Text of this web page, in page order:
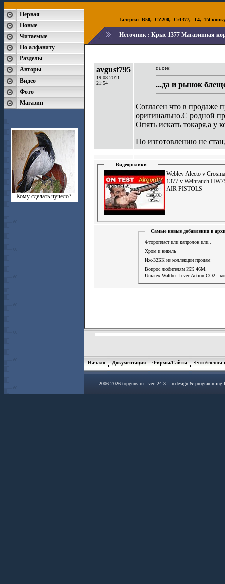
Первая
Новые
Читаемые
По алфавиту
Разделы
Авторы
Видео
Фото
Магазин
Кому сделать чучело?
Галереи: B50, CZ200, Cr1377, T4, T4
Источник : Крыс 1377 Магазинная
avgust795
19-08-2011
21:54
quote:
...да и рынок
Согласен что в продаже
оригинально.С родной
Опять искать токаря,а у
По изготовлению не
Видеоролики
Webley Alecto v
1377 v Weihrauch
AIR PISTOLS
Самые новые добавления в
Фторопласт или капролон или..
Хром и никель
Иж-32БК из коллекции продам
Вопрос любителям ИЖ 46М.
Umarex Walther Lever Action СО2 -
Начало Документация Фирмы/Сайты Фото/голоса
2006-2026 topguns.ru ver. 24.3 redesign & programming